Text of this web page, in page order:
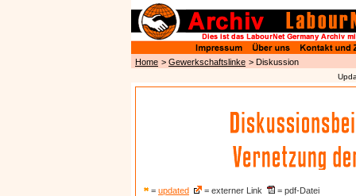
Home > Gewerkschaftslinke > Diskussion
= updated = externer Link = pdf-Datei